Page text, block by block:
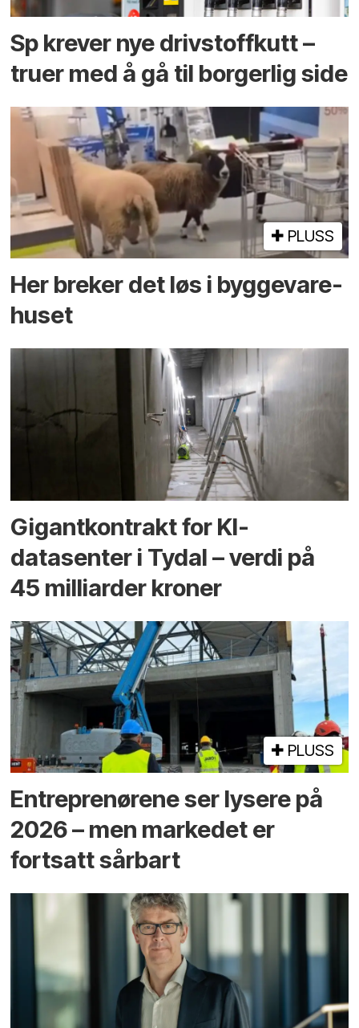
Sp krever nye drivstoffkutt –
truer med å gå til borgerlig side
PLUSS
Her breker det løs i bygge­vare­
huset
Gigantkontrakt for KI-
datasenter i Tydal – verdi på
45 milliarder kroner
PLUSS
Entreprenørene ser lysere på
2026 – men markedet er
fortsatt sårbart